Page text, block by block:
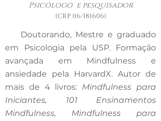
da dor crônica e cuidados
paliativos; Mindfulness no
tratamento de adições e
transtornos alimentares;
Critérios de indicação e
contraindicação clínica.
Psicólogo e pesquisador
(CRP 06/181606)
Doutorando, Mestre e graduado
em Psicologia pela USP. Formação
avançada em Mindfulness e
ansiedade pela HarvardX. Autor de
mais de 4 livros: Mindfulness para
Iniciantes, 101 Ensinamentos
Mindfulness, Mindfulness para